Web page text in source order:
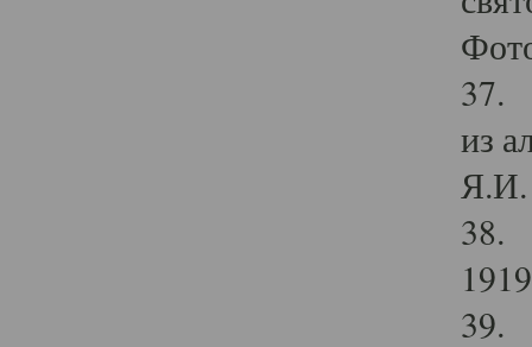
37.
из
Я.И.
38.
39.